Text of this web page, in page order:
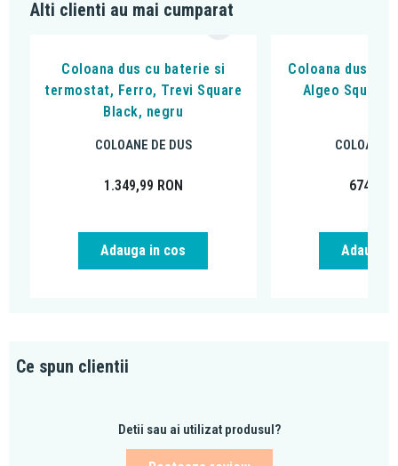
Alti clienti au mai cumparat
Coloana dus cu baterie si
termostat, Ferro, Trevi Square
Black, negru
COLOANE DE DUS
1.349,99 RON
Adauga in cos
Coloana dus cu
Algeo
COLOANE
674,99
Adauga
Ce spun clientii
Detii sau ai utilizat produsul?